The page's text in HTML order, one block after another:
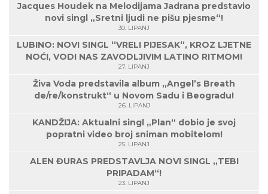
Jacques Houdek na Melodijama Jadrana predstavio
novi singl „Sretni ljudi ne pišu pjesme“!
30. LIPANJ
LUBINO: NOVI SINGL “VRELI PIJESAK“, KROZ LJETNE
NOĆI, VODI NAS ZAVODLJIVIM LATINO RITMOM!
27. LIPANJ
Živa Voda predstavila album „Angel’s Breath
de/re/konstrukt“ u Novom Sadu i Beogradu!
26. LIPANJ
KANDŽIJA: Aktualni singl „Plan“ dobio je svoj
popratni video broj sniman mobitelom!
25. LIPANJ
ALEN ĐURAS PREDSTAVLJA NOVI SINGL „TEBI
PRIPADAM“!
23. LIPANJ